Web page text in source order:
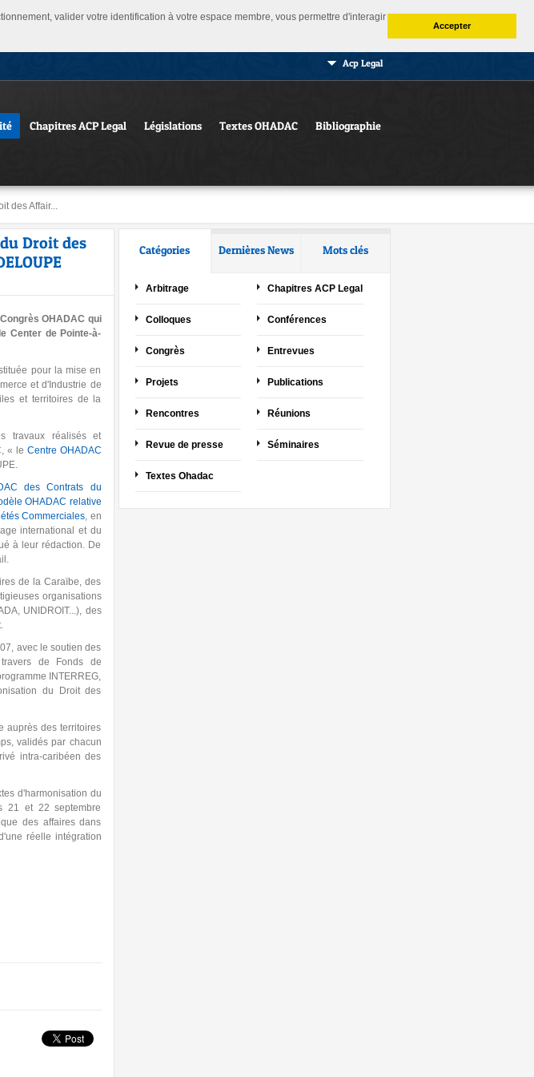
valider votre identification à votre espace membre, vous permettre d'interagir
Accepter
Acp Legal
Chapitres ACP Legal Législations Textes OHADAC Bibliographie
des Affair...
Droit des
Congrès OHADAC qui
Center de Pointe-à-
pour la mise en
et d'Industrie de
et territoires de la
travaux réalisés et
« le Centre OHADAC
des Contrats du
OHADAC relative
Commerciales , en
international et du
à leur rédaction. De
de la Caraïbe, des
organisations
UNIDROIT...), des
avec le soutien des
de Fonds de
INTERREG,
du Droit des
auprès des territoires
validés par chacun
intra-caribéen des
d'harmonisation du
21 et 22 septembre
des affaires dans
réelle intégration
Catégories Dernières News Mots clés
Arbitrage Chapitres ACP Legal
Colloques Conférences
Congrès Entrevues
Projets Publications
Rencontres Réunions
Revue de presse Séminaires
Textes Ohadac